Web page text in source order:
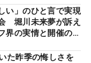
い」のひと言で実現
堀川未来夢が訴え
界の実情と開催の舞
た昨季の悔しさを